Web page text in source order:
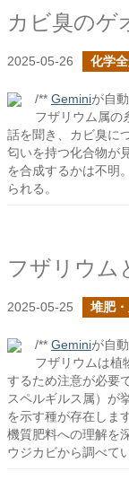
カビ臭のゲ
2025-05-26 化学
/** Geminiが自
フザリウム属の
話を聞き、カビ臭に
匂いを持つ化合物が
を合成するかは不明
られる。
フザリウム
2025-05-25 堆肥
/** Geminiが自
フザリウムは植
するため注意が必要
スペルギルス属）が
を示す種が存在しま
機質肥料への理解を
ウジカビから調べて